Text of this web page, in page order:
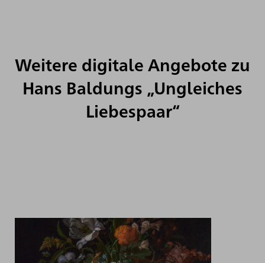
Weitere digitale Angebote zu
Hans Baldungs „Ungleiches
Liebespaar“